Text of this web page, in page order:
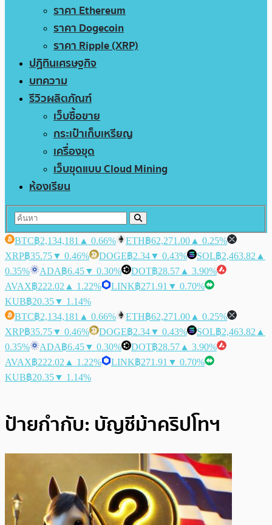
ราคา Ethereum
ราคา Dogecoin
ราคา Ripple (XRP)
ปฏิทินเศรษฐกิจ
บทความ
รีวิวผลิตภัณฑ์
เว็บซื้อขาย
กระเป๋าเก็บเหรียญ
เครื่องขุด
เว็บขุดแบบ Cloud Mining
ห้องเรียน
BTC฿2,134,181 ▲ 0.66% ETH฿62,271.00 ▲ 0.25%
XRP฿35.75▼ 0.46% DOGE฿2.34▼ 0.43% SOL฿2,463.82 ▲
0.35%
ADA฿6.45▼ 0.30% DOT฿28.57 ▲ 3.90%
AVAX฿222.02 ▲ 1.22% LINK฿271.91 ▼ 0.70%
KUB฿20.35▼ 1.14%
BTC฿2,134,181 ▲ 0.66% ETH฿62,271.00 ▲ 0.25%
XRP฿35.75▼ 0.46% DOGE฿2.34▼ 0.43% SOL฿2,463.82 ▲
0.35%
ADA฿6.45▼ 0.30% DOT฿28.57 ▲ 3.90%
AVAX฿222.02 ▲ 1.22% LINK฿271.91 ▼ 0.70%
KUB฿20.35▼ 1.14%
ป้ายกำกับ: บัญชีม้าคริปโทฯ